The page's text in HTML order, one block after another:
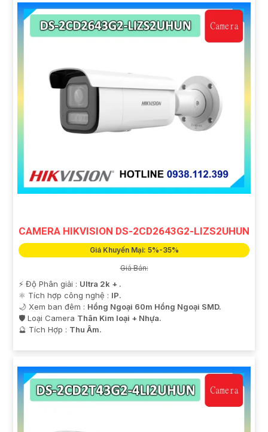
CAMERA HIKVISION DS-2CD2643G2-LIZS2UHUN
Giá Khuyến Mại: 5%-35%
Giá Bán:
️⚡ Độ Phân giải : Ultra 2k + .
⚛️ Tích hợp công nghệ : IP.
🌙 Xem ban đêm : Hồng Ngoại 60m Hồng Ngoại SMD.
🛡 Loại Camera Thân Kim loại + Nhựa.
️🔮 Tích Hợp : Thu Âm.